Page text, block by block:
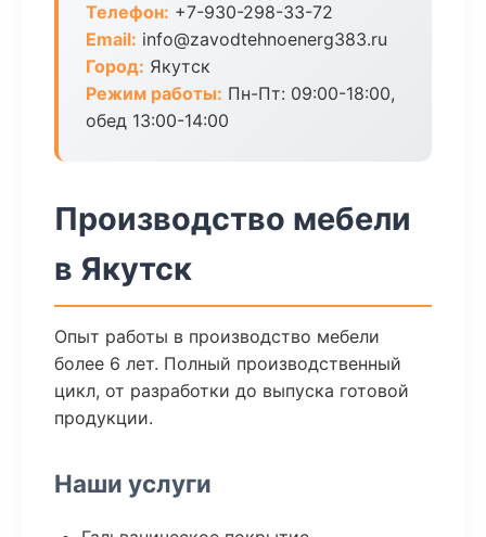
Телефон: +7-930-298-33-72
Email: info@zavodtehnoenerg383.ru
Город: Якутск
Режим работы: Пн-Пт: 09:00-18:00,
обед 13:00-14:00
Производство мебели
в Якутск
Опыт работы в производство мебели
более 6 лет. Полный производственный
цикл, от разработки до выпуска готовой
продукции.
Наши услуги